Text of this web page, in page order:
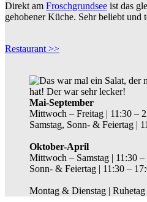
Direkt am Froschgrundsee ist das
gehobener Küche. Sehr beliebt und
Restaurant >>
Mai-September
Mittwoch – Freitag | 11:30 –
Samstag, Sonn- & Feiertag |
Oktober-April
Mittwoch – Samstag | 11:30 –
Sonn- & Feiertag | 11:30 –
Montag & Dienstag | Ruhetag